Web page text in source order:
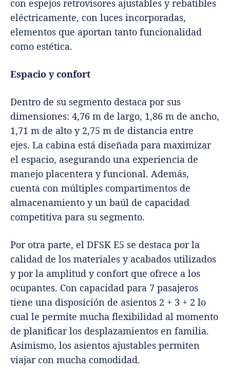
con espejos retrovisores ajustables y rebatibles
eléctricamente, con luces incorporadas,
elementos que aportan tanto funcionalidad
como estética.
Espacio y confort
Dentro de su segmento destaca por sus
dimensiones: 4,76 m de largo, 1,86 m de ancho,
1,71 m de alto y 2,75 m de distancia entre
ejes. La cabina está diseñada para maximizar
el espacio, asegurando una experiencia de
manejo placentera y funcional. Además,
cuenta con múltiples compartimentos de
almacenamiento y un baúl de capacidad
competitiva para su segmento.
Por otra parte, el DFSK E5 se destaca por la
calidad de los materiales y acabados utilizados
y por la amplitud y confort que ofrece a los
ocupantes. Con capacidad para 7 pasajeros
tiene una disposición de asientos 2 + 3 + 2 lo
cual le permite mucha flexibilidad al momento
de planificar los desplazamientos en familia.
Asimismo, los asientos ajustables permiten
viajar con mucha comodidad.